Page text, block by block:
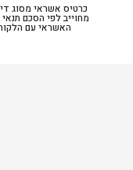
כרטיס אשראי מסוג
מחוייב לפי הסכם
האשראי עם